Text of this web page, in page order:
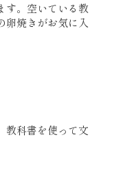
す。空いている教
卵焼きがお気に入
教科書を使って文